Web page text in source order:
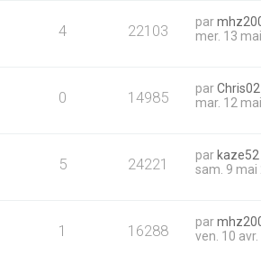
4 22103 par
mer. 13
0 14985 parChris02
mar. 12
5 24221 parkaze52
sam. 9 mai
1 16288 par
ven. 10